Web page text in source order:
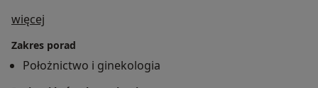
więcej
Zakres porad
Położnictwo i ginekologia